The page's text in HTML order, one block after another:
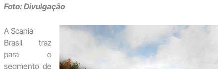
Foto: Divulgação
A Scania
Brasil traz
para o
segmento de